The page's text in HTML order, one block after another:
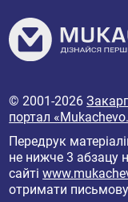
© 2001-2026
портал
Передрук
не нижче 3 абзацу
сайті
отримати письмову